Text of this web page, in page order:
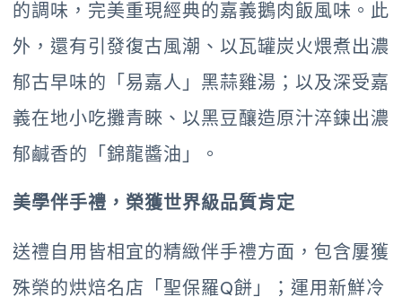
的調味，完美重現經典的嘉義鵝肉飯風味。此
外，還有引發復古風潮、以瓦罐炭火煨煮出濃
郁古早味的「易嘉人」黑蒜雞湯；以及深受嘉
義在地小吃攤青睞、以黑豆釀造原汁淬鍊出濃
郁鹹香的「錦龍醬油」。
美學伴手禮，榮獲世界級品質肯定
送禮自用皆相宜的精緻伴手禮方面，包含屢獲
殊榮的烘焙名店「聖保羅Q餅」；運用新鮮冷